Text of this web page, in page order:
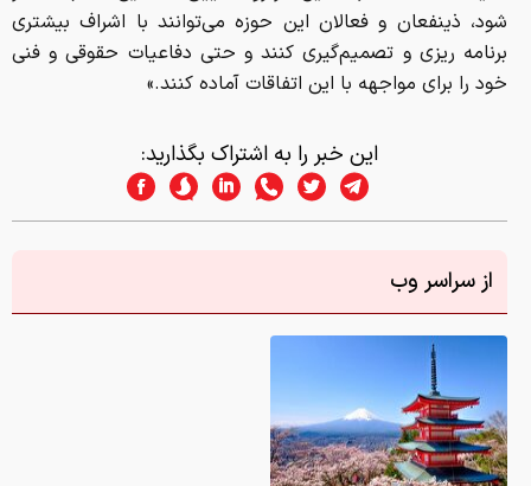
شود، ذینفعان و فعالان این حوزه می‌توانند با اشراف بیشتری
برنامه ریزی و تصمیم‌گیری کنند و حتی دفاعیات حقوقی و فنی
خود را برای مواجهه با این اتفاقات آماده کنند.»
این خبر را به اشتراک بگذارید:
از سراسر وب